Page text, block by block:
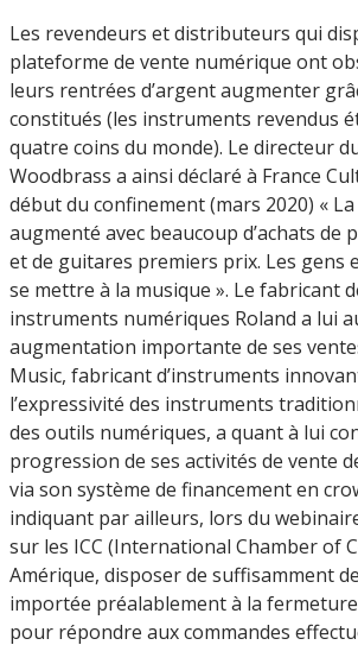
Les revendeurs et distributeurs qui
plateforme de vente numérique ont
leurs rentrées d’argent augmenter
constitués (les instruments revendus
quatre coins du monde). Le directeur
Woodbrass a ainsi déclaré à France
début du confinement (mars 2020) «
augmenté avec beaucoup d’achats de
et de guitares premiers prix. Les
se mettre à la musique ». Le fabricant
instruments numériques Roland a lui
augmentation importante de ses
Music, fabricant d’instruments
l’expressivité des instruments
des outils numériques, a quant à lui
progression de ses activités de vente
via son système de financement en
indiquant par ailleurs, lors du
sur les ICC (International Chamber of
Amérique, disposer de suffisamment
importée préalablement à la
pour répondre aux commandes